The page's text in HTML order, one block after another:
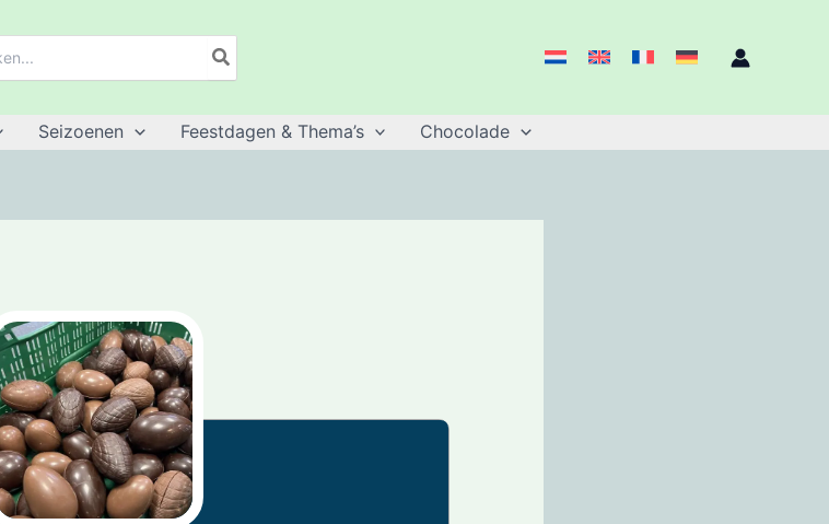
Seizoenen Feestdagen & Thema’s Chocolade